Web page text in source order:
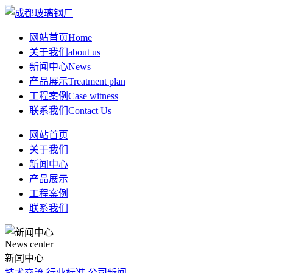
网站首页Home
关于我们 about us
新闻中心News
产品展示Treatment plan
工程案例 Case witness
联系我们 Contact Us
网站首页
关于我们
新闻中心
产品展示
工程案例
联系我们
News center
新闻中心